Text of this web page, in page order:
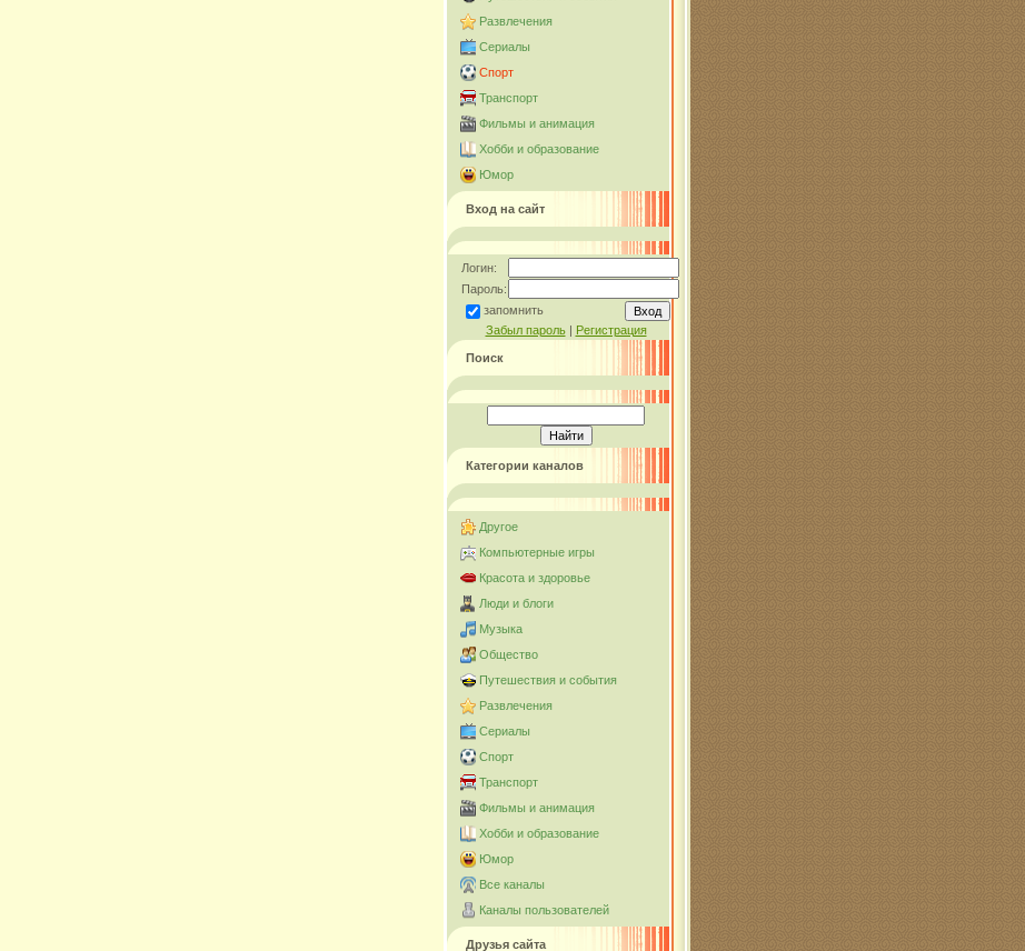
Развлечения
Сериалы
Спорт
Транспорт
Фильмы и анимация
Хобби и образование
Юмор
Вход на сайт
Логин:
Пароль:
запомнить
Забыл пароль| Регистрация
Поиск
Категории каналов
Другое
Компьютерные игры
Красота и здоровье
Люди и блоги
Музыка
Общество
Путешествия и события
Развлечения
Сериалы
Спорт
Транспорт
Фильмы и анимация
Хобби и образование
Юмор
Все каналы
Каналы пользователей
Друзья сайта